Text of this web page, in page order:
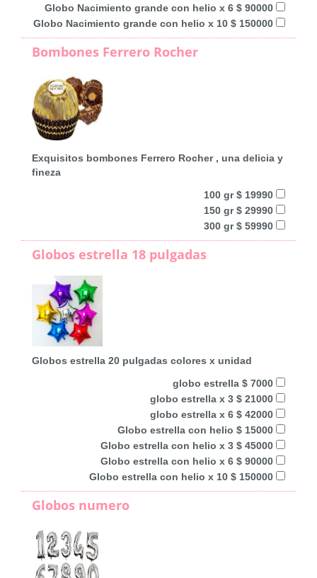
Globo Nacimiento grande con helio x 6 $ 90000
Globo Nacimiento grande con helio x 10 $ 150000
Bombones Ferrero Rocher
Exquisitos bombones Ferrero Rocher , una delicia y
fineza
100 gr $ 19990
150 gr $ 29990
300 gr $ 59990
Globos estrella 18 pulgadas
Globos estrella 20 pulgadas colores x unidad
globo estrella $ 7000
globo estrella x 3 $ 21000
globo estrella x 6 $ 42000
Globo estrella con helio $ 15000
Globo estrella con helio x 3 $ 45000
Globo estrella con helio x 6 $ 90000
Globo estrella con helio x 10 $ 150000
Globos numero